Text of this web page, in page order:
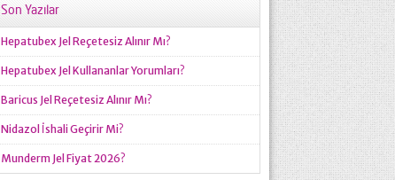
Son Yazılar
Hepatubex Jel Reçetesiz Alınır Mı?
Hepatubex Jel Kullananlar Yorumları?
Baricus Jel Reçetesiz Alınır Mı?
Nidazol İshali Geçirir Mi?
Munderm Jel Fiyat 2026?